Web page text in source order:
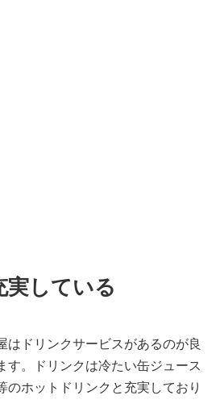
実している
はドリンクサービスがあるのが良
す。ドリンクは冷たい缶ジュース
のホットドリンクと充実しており